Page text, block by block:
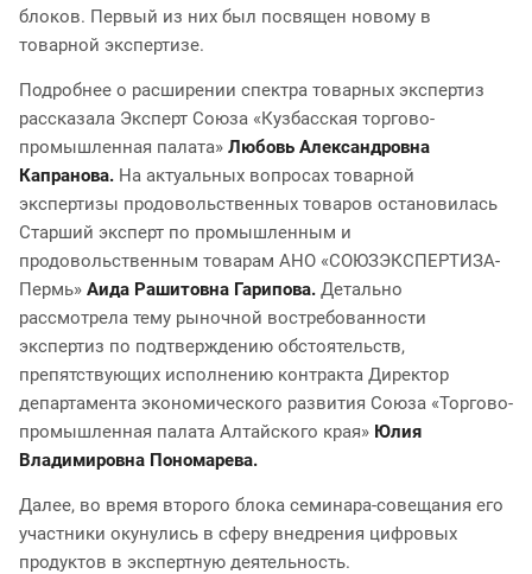
блоков. Первый из них был посвящен новому в
товарной экспертизе.
Подробнее о расширении спектра товарных экспертиз
рассказала Эксперт Союза «Кузбасская торгово-
промышленная палата» Любовь Александровна
Капранова. На актуальных вопросах товарной
экспертизы продовольственных товаров остановилась
Старший эксперт по промышленным и
продовольственным товарам АНО «СОЮЗЭКСПЕРТИЗА-
Пермь» Аида Рашитовна Гарипова. Детально
рассмотрела тему рыночной востребованности
экспертиз по подтверждению обстоятельств,
препятствующих исполнению контракта Директор
департамента экономического развития Союза «Торгово-
промышленная палата Алтайского края» Юлия
Владимировна Пономарева.
Далее, во время второго блока семинара-совещания его
участники окунулись в сферу внедрения цифровых
продуктов в экспертную деятельность.